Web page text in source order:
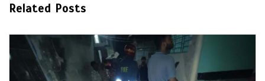
Related Posts